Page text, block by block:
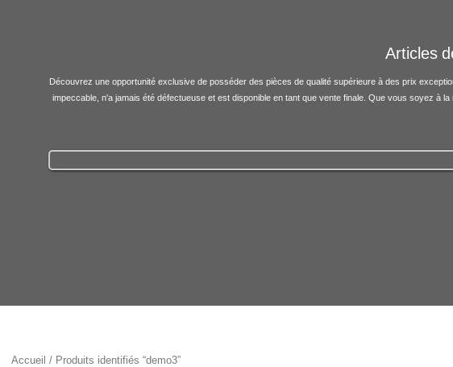
Articles
Découvrez une opportunité exclusive de posséder des pièces de qualité supérieure à des prix
impeccable, n'a jamais été défectueuse et est disponible en tant que vente finale. Que vous soyez
Accueil / Produits identifiés “demo3”